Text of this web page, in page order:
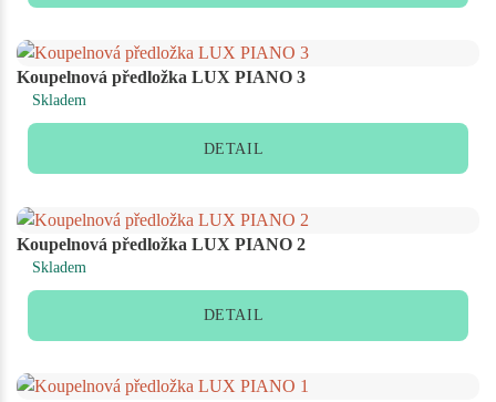
Koupelnová předložka LUX PIANO 3
Skladem
DETAIL
Koupelnová předložka LUX PIANO 2
Skladem
DETAIL